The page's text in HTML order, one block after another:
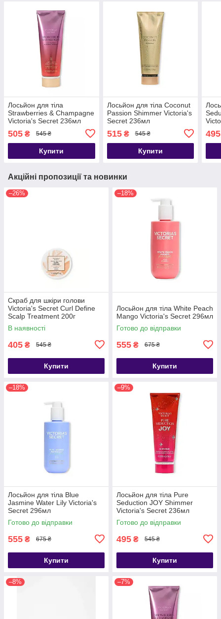
Лосьйон для тіла
Strawberries & Champagne
Victoria's Secret 236мл
505 ₴ 545 ₴
Купити
Лосьйон для тіла Coconut
Passion Shimmer Victoria's
Secret 236мл
515₴ 545 ₴
Купити
495
Акційні пропозиції та новинки
–26%
Скраб для шкіри голови
Victoria's Secret Curl Define
Scalp Treatment 200г
В наявності
405 ₴ 545 ₴
Купити
–18%
Лосьйон для тіла White Peach
Mango Victoria's Secret 296мл
Готово до відправки
555 ₴ 675 ₴
Купити
–18%
Лосьйон для тіла Blue
Jasmine Water Lily Victoria's
Secret 296мл
Готово до відправки
555 ₴ 675 ₴
Купити
–9%
Лосьйон для тіла Pure
Seduction JOY Shimmer
Victoria's Secret 236мл
Готово до відправки
495 ₴ 545 ₴
Купити
–8% –7%